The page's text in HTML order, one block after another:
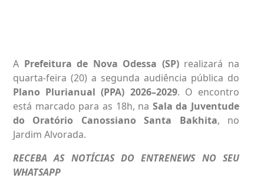
A Prefeitura de Nova Odessa (SP)realizará na
quarta-feira (20) a segunda audiência pública do
Plano Plurianual (PPA) 2026–2029. O encontro
está marcado para as 18h, na Sala da Juventude
do Oratório Canossiano Santa Bakhita, no
Jardim Alvorada.
RECEBA AS NOTÍCIAS DO ENTRENEWS NO SEU
WHATSAPP